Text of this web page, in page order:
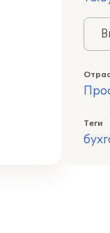
Теги